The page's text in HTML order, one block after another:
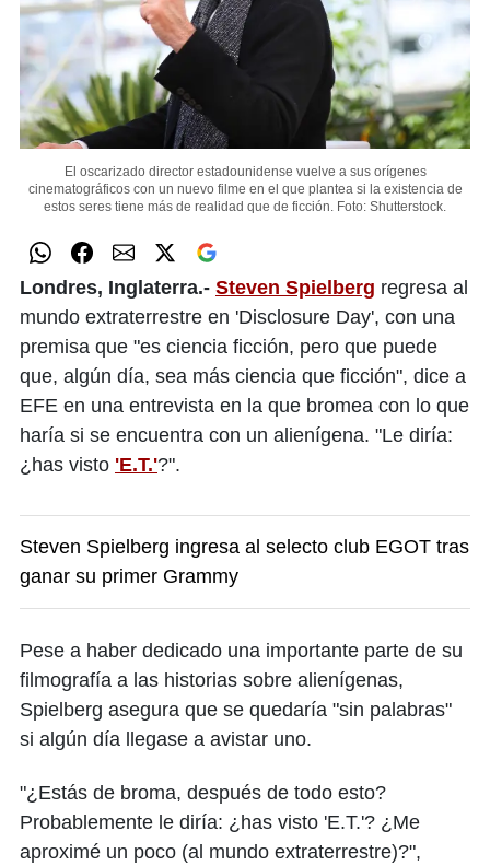
El oscarizado director estadounidense vuelve a sus orígenes
cinematográficos con un nuevo filme en el que plantea si la existencia de
estos seres tiene más de realidad que de ficción. Foto: Shutterstock.
Londres, Inglaterra.- Steven Spielberg regresa al
mundo extraterrestre en 'Disclosure Day', con una
premisa que "es ciencia ficción, pero que puede
que, algún día, sea más ciencia que ficción", dice a
EFE en una entrevista en la que bromea con lo que
haría si se encuentra con un alienígena. "Le diría:
¿has visto 'E.T.'?".
Steven Spielberg ingresa al selecto club EGOT tras
ganar su primer Grammy
Pese a haber dedicado una importante parte de su
filmografía a las historias sobre alienígenas,
Spielberg asegura que se quedaría "sin palabras"
si algún día llegase a avistar uno.
"¿Estás de broma, después de todo esto?
Probablemente le diría: ¿has visto 'E.T.'? ¿Me
aproximé un poco (al mundo extraterrestre)?",